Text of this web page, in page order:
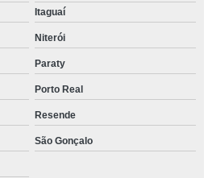
Itaguaí
Niterói
Paraty
Porto Real
Resende
São Gonçalo